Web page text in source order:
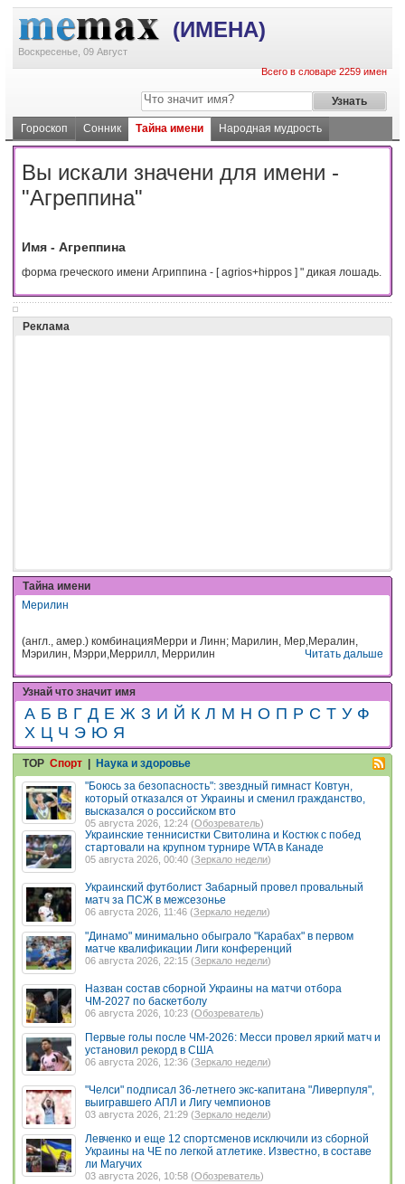
(ИМЕНА)
Воскресенье, 09 Август
Всего в словаре 2259 имен
Гороскоп Сонник Тайна имени Народная мудрость
Вы искали значени для имени -
"Агреппина"
Имя - Агреппина
форма греческого имени Агриппина - [ agrios+hippos ] " дикая лошадь.
Реклама
Тайна имени
Мерилин
(англ., амер.) комбинацияМерри и Линн; Марилин, Мер,Мералин,
Мэрилин, Мэрри,Меррилл, Меррилин
Читать дальше
Узнай что значит имя
А Б В Г Д Е Ж З И Й К Л М Н О П Р С Т У Ф
Х Ц Ч Э Ю Я
TOP Спорт | Наука и здоровье
"Боюсь за безопасность": звездный гимнаст Ковтун,
который отказался от Украины и сменил гражданство,
высказался о российском вто
05 августа 2026, 12:24 (Обозреватель)
Украинские теннисистки Свитолина и Костюк с побед
стартовали на крупном турнире WTA в Канаде
05 августа 2026, 00:40 (Зеркало недели)
Украинский футболист Забарный провел провальный
матч за ПСЖ в межсезонье
06 августа 2026, 11:46 (Зеркало недели)
"Динамо" минимально обыграло "Карабах" в первом
матче квалификации Лиги конференций
06 августа 2026, 22:15 (Зеркало недели)
Назван состав сборной Украины на матчи отбора
ЧМ-2027 по баскетболу
06 августа 2026, 10:23 (Обозреватель)
Первые голы после ЧМ-2026: Месси провел яркий матч и
установил рекорд в США
06 августа 2026, 12:36 (Зеркало недели)
"Челси" подписал 36-летнего экс-капитана "Ливерпуля",
выигравшего АПЛ и Лигу чемпионов
03 августа 2026, 21:29 (Зеркало недели)
Левченко и еще 12 спортсменов исключили из сборной
Украины на ЧЕ по легкой атлетике. Известно, в составе
ли Магучих
03 августа 2026, 10:58 (Обозреватель)